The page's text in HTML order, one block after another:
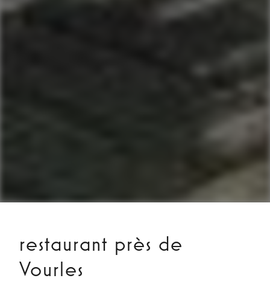
restaurant près de
Vourles